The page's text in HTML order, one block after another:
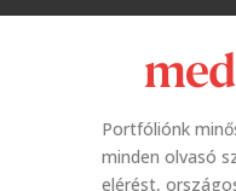
Portfóliónk
minden olvasó
elérést,